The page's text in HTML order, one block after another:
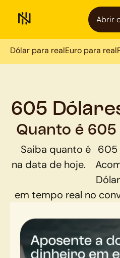
Abrir
Dólar para realEuro para real
605
Quanto é 605
Saiba quanto é 605
na data de hoje.
em tempo real no